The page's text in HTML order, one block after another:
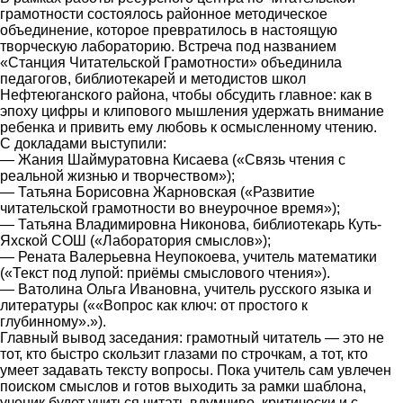
грамотности состоялось районное методическое
объединение, которое превратилось в настоящую
творческую лабораторию. Встреча под названием
«Станция Читательской Грамотности» объединила
педагогов, библиотекарей и методистов школ
Нефтеюганского района, чтобы обсудить главное: как в
эпоху цифры и клипового мышления удержать внимание
ребенка и привить ему любовь к осмысленному чтению.
С докладами выступили:
— Жания Шаймуратовна Кисаева («Связь чтения с
реальной жизнью и творчеством»);
— Татьяна Борисовна Жарновская («Развитие
читательской грамотности во внеурочное время»);
— Татьяна Владимировна Никонова, библиотекарь Куть-
Яхской СОШ («Лаборатория смыслов»);
— Рената Валерьевна Неупокоева, учитель математики
(«Текст под лупой: приёмы смыслового чтения»).
— Ватолина Ольга Ивановна, учитель русского языка и
литературы (««Вопрос как ключ: от простого к
глубинному».»).
Главный вывод заседания: грамотный читатель — это не
тот, кто быстро скользит глазами по строчкам, а тот, кто
умеет задавать тексту вопросы. Пока учитель сам увлечен
поиском смыслов и готов выходить за рамки шаблона,